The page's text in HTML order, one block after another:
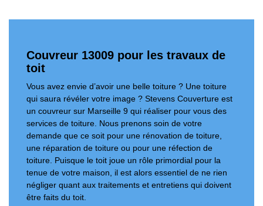
Couvreur 13009 pour les travaux de
toit
Vous avez envie d’avoir une belle toiture ? Une toiture
qui saura révéler votre image ? Stevens Couverture est
un couvreur sur Marseille 9 qui réaliser pour vous des
services de toiture. Nous prenons soin de votre
demande que ce soit pour une rénovation de toiture,
une réparation de toiture ou pour une réfection de
toiture. Puisque le toit joue un rôle primordial pour la
tenue de votre maison, il est alors essentiel de ne rien
négliger quant aux traitements et entretiens qui doivent
être faits du toit.